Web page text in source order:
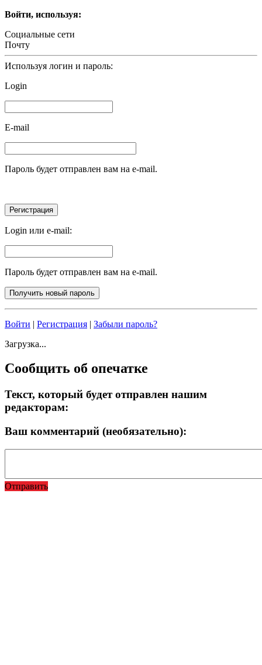
Войти, используя:
Социальные сети
Почту
Используя логин и пароль:
Login
E-mail
Пароль будет отправлен вам на e-mail.
Login или e-mail:
Пароль будет отправлен вам на e-mail.
Войти | Регистрация | Забыли пароль?
Загрузка...
Сообщить об опечатке
Текст, который будет отправлен нашим
редакторам:
Ваш комментарий (необязательно):
Отправить